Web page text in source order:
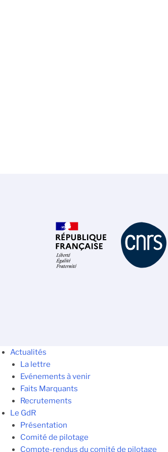
Actualités
La lettre
Evénements à venir
Faits Marquants
Recrutements
Le GdR
Présentation
Comité de pilotage
Compte-rendus du comité de pilotage